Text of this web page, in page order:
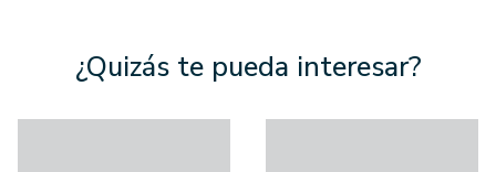
¿Quizás te pueda interesar?